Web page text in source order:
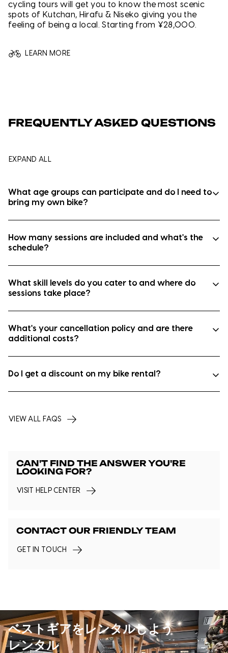
cycling tours will get you to know the most scenic
spots of Kutchan, Hirafu & Niseko giving you the
feeling of being a local. Starting from ¥28,000.
LEARN MORE
FREQUENTLY ASKED QUESTIONS
EXPAND ALL
What age groups can participate and do I need to
bring my own bike?
The program is designed for young riders aged 6-
12 years. Participants must bring their own bike
included in the program cost but can be arranged
separately through Rhythm Japan 24 hours before
the program date with a 20% discount. It is
recommended that parents purchase a bike for
How many sessions are included and what's the
schedule?
What skill levels do you cater to and where do
sessions take place?
What's your cancellation policy and are there
additional costs?
Do I get a discount on my bike rental?
training session via the Rides team
participation in the program.
VIEW ALL FAQS
CAN'T FIND THE ANSWER YOU'RE
LOOKING FOR?
VISIT HELP CENTER
CONTACT OUR FRIENDLY TEAM
GET IN TOUCH
ベストギアをレンタルしよう
レンタル